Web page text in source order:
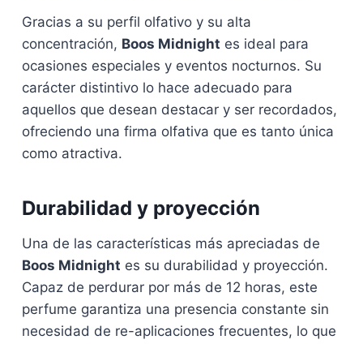
Gracias a su perfil olfativo y su alta
concentración, Boos Midnight es ideal para
ocasiones especiales y eventos nocturnos. Su
carácter distintivo lo hace adecuado para
aquellos que desean destacar y ser recordados,
ofreciendo una firma olfativa que es tanto única
como atractiva.
Durabilidad y proyección
Una de las características más apreciadas de
Boos Midnight es su durabilidad y proyección.
Capaz de perdurar por más de 12 horas, este
perfume garantiza una presencia constante sin
necesidad de re-aplicaciones frecuentes, lo que